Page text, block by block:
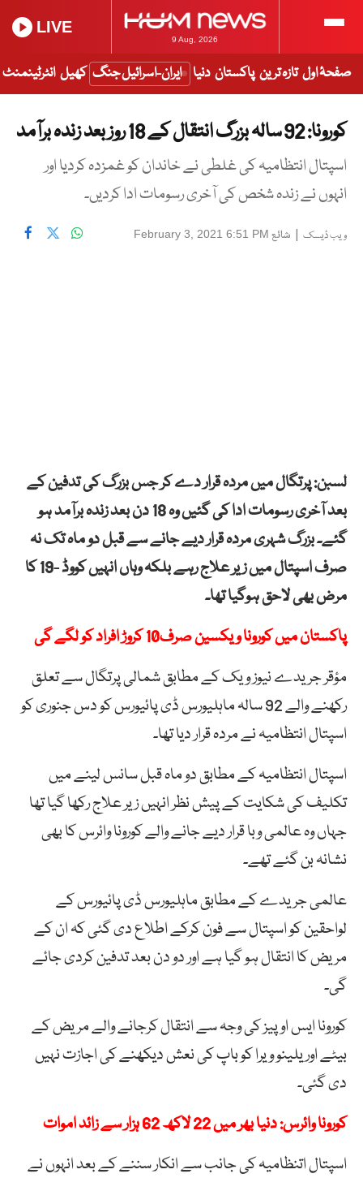
9 Aug, 2026
LIVE
صفحۂ اول تازہ ترین پاکستان دنیا ایران-اسرائیل جنگ کھیل انٹرٹینمنٹ
کورونا: 92 سالہ بزرگ انتقال کے 18 روز بعد زندہ برآمد
اسپتال انتظامیہ کی غلطی نے خاندان کو غمزدہ کردیا اور
انہوں نے زندہ شخص کی آخری رسومات ادا کردیں۔
ویب ڈیسک | شائع February 3, 2021 6:51 PM
لسبن: پرتگال میں مردہ قرار دے کر جس بزرگ کی تدفین کے
بعد آخری رسومات ادا کی گئیں وہ 18 دن بعد زندہ برآمد ہو
گئے۔ بزرگ شہری مردہ قرار دیے جانے سے قبل دو ماہ تک نہ
صرف اسپتال میں زیر علاج رہے بلکہ وہاں انہیں کووڈ -19 کا
مرض بھی لاحق ہوگیا تھا۔
پاکستان میں کورونا ویکسین صرف10 کروڑ افراد کو لگے گی
مؤقر جریدے نیوز ویک کے مطابق شمالی پرتگال سے تعلق
رکھنے والے 92 سالہ ماہلیورس ڈی پائیورس کو دس جنوری کو
اسپتال انتظامیہ نے مردہ قرار دیا تھا۔
اسپتال انتظامیہ کے مطابق دو ماہ قبل سانس لینے میں
تکلیف کی شکایت کے پیش نظر انہیں زیر علاج رکھا گیا تھا
جہاں وہ عالمی وبا قرار دیے جانے والے کورونا وائرس کا بھی
نشانہ بن گئے تھے۔
عالمی جریدے کے مطابق ماہلیورس ڈی پائیورس کے
لواحقین کو اسپتال سے فون کرکے اطلاع دی گئی کہ ان کے
مریض کا انتقال ہو گیا ہے اور دو دن بعد تدفین کردی جائے
گی۔
کورونا ایس او پیز کی وجہ سے انتقال کرجانے والے مریض کے
بیٹے اوریلینو ویرا کو باپ کی نعش دیکھنے کی اجازت نہیں
دی گئی۔
کورونا وائرس: دنیا بھر میں 22 لاکھ 62 ہزار سے زائد اموات
اسپتال اتنظامیہ کی جانب سے انکار سننے کے بعد انہوں نے